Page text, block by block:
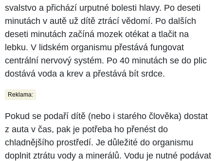
svalstvo a přichází urputné bolesti hlavy. Po deseti
minutách v autě už dítě ztrácí vědomí. Po dalších
deseti minutách začíná mozek otékat a tlačit na
lebku. V lidském organismu přestává fungovat
centrální nervový systém. Po 40 minutách se do plic
dostává voda a krev a přestává bít srdce.
Reklama:
Pokud se podaří dítě (nebo i starého člověka) dostat
z auta v čas, pak je potřeba ho přenést do
chladnějšího prostředí. Je důležité do organismu
doplnit ztrátu vody a minerálů. Vodu je nutné podávat